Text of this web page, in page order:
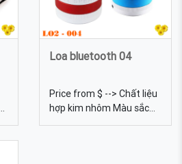
Loa bluetooth 04
Price from $ --> Chất liệu
hợp kim nhôm Màu sắc
Đa dạng, được tự chọn